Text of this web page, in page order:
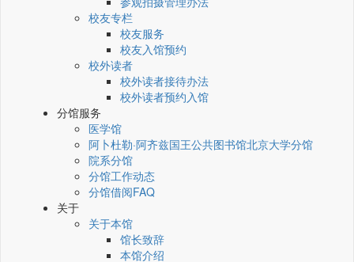
校友专栏
校友服务
校友入馆预约
校外读者
校外读者接待办法
校外读者预约入馆
分馆服务
医学馆
阿卜杜勒·阿齐兹国王公共图书馆北京大学分馆
院系分馆
分馆工作动态
分馆借阅FAQ
关于
关于本馆
馆长致辞
本馆介绍